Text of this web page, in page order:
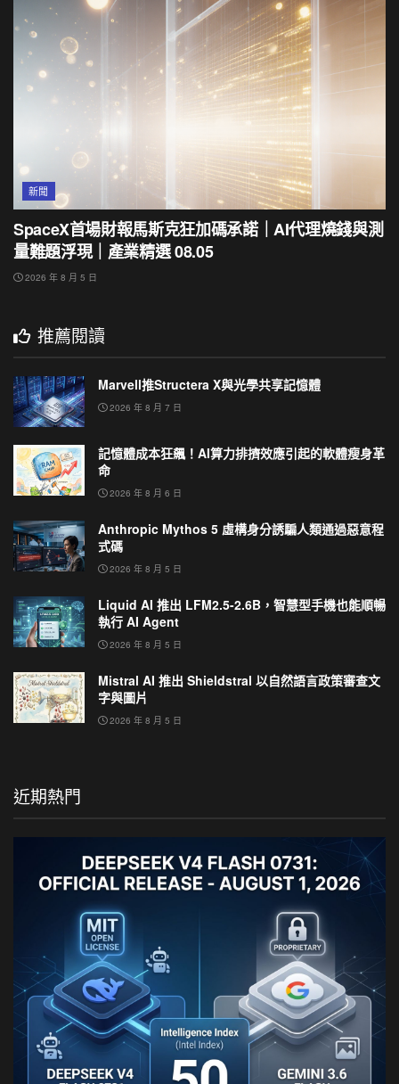
新聞
SpaceX首場財報馬斯克狂加碼承諾｜AI代理燒錢與測
量難題浮現｜產業精選 08.05
2026 年 8 月 5 日
推薦閱讀
Marvell推Structera X與光學共享記憶體
2026 年 8 月 7 日
記憶體成本狂飆！AI算力排擠效應引起的軟體瘦身革
命
2026 年 8 月 6 日
Anthropic Mythos 5 虛構身分誘騙人類通過惡意程
式碼
2026 年 8 月 5 日
Liquid AI 推出 LFM2.5-2.6B，智慧型手機也能順暢
執行 AI Agent
2026 年 8 月 5 日
Mistral AI 推出 Shieldstral 以自然語言政策審查文
字與圖片
2026 年 8 月 5 日
近期熱門